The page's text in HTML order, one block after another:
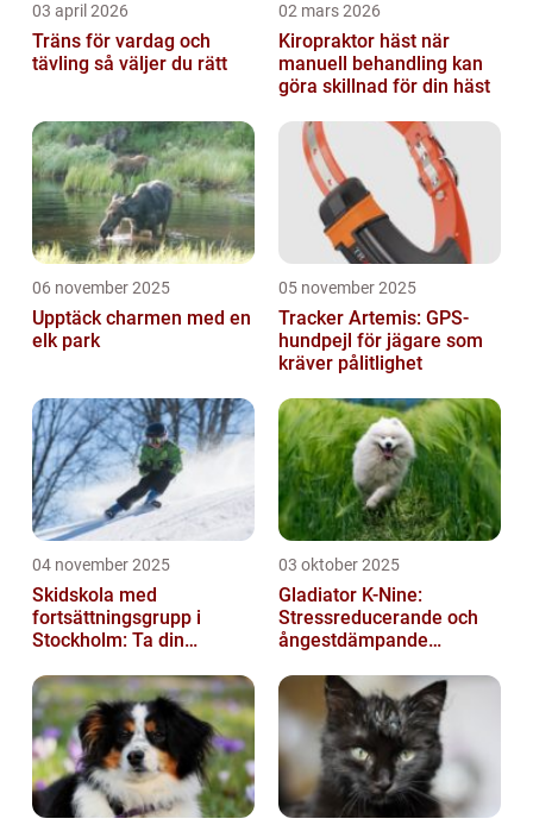
03 april 2026
Träns för vardag och
tävling så väljer du rätt
02 mars 2026
Kiropraktor häst när
manuell behandling kan
göra skillnad för din häst
06 november 2025
Upptäck charmen med en
elk park
05 november 2025
Tracker Artemis: GPS-
hundpejl för jägare som
kräver pålitlighet
04 november 2025
Skidskola med
fortsättningsgrupp i
Stockholm: Ta din
03 oktober 2025
Gladiator K-Nine:
Stressreducerande och
ångestdämpande